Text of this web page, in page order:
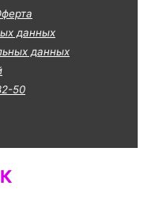
данных
данных
50